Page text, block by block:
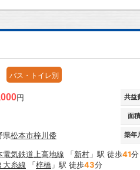
バス・トイレ別
円 共益
面積
県松本市梓川倭 築年
電気鉄道上高地線 「新村 」駅 徒歩41分
大糸線 「梓橋 」駅 徒歩43分